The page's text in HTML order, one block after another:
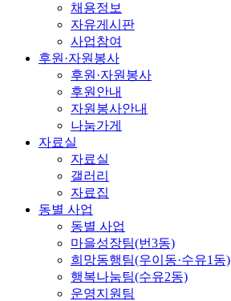
채용정보
자유게시판
사업참여
후원·자원봉사
후원·자원봉사
후원안내
자원봉사안내
나눔가게
자료실
자료실
갤러리
자료집
동별 사업
동별 사업
마을성장팀(번3동)
희망동행팀(우이동·수유1동)
행복나눔팀(수유2동)
운영지원팀